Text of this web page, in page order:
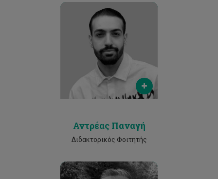
Email
antp.panagi@edu.cut.ac.cy
Phone
25002530
Αντρέας Παναγή
Διδακτορικός Φοιτητής